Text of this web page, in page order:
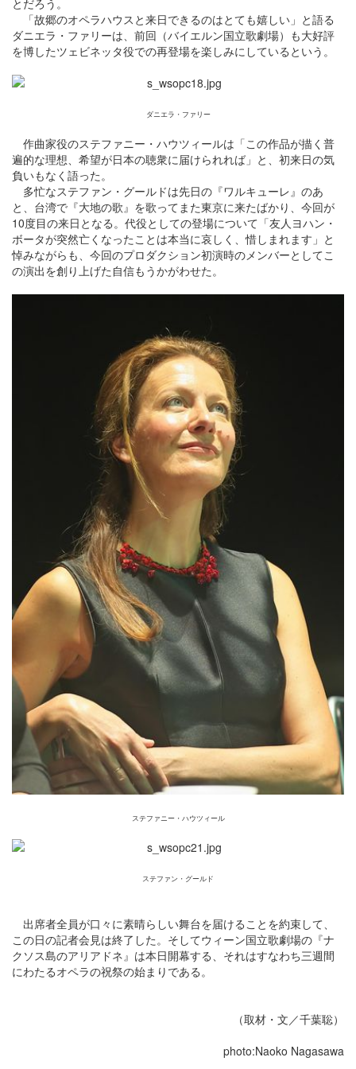
とだろう。
「故郷のオペラハウスと来日できるのはとても嬉しい」と語る
ダニエラ・ファリーは、前回（バイエルン国立歌劇場）も大好評
を博したツェビネッタ役での再登場を楽しみにしているという。
ダニエラ・ファリー
作曲家役のステファニー・ハウツィールは「この作品が描く普
遍的な理想、希望が日本の聴衆に届けられれば」と、初来日の気
負いもなく語った。
多忙なステファン・グールドは先日の『ワルキューレ』のあ
と、台湾で『大地の歌』を歌ってまた東京に来たばかり、今回が
10度目の来日となる。代役としての登場について「友人ヨハン・
ボータが突然亡くなったことは本当に哀しく、惜しまれます」と
悼みながらも、今回のプロダクション初演時のメンバーとしてこ
の演出を創り上げた自信もうかがわせた。
ステファニー・ハウツィール
ステファン・グールド
出席者全員が口々に素晴らしい舞台を届けることを約束して、
この日の記者会見は終了した。そしてウィーン国立歌劇場の『ナ
クソス島のアリアドネ』は本日開幕する、それはすなわち三週間
にわたるオペラの祝祭の始まりである。
（取材・文／千葉聡）
photo:Naoko Nagasawa